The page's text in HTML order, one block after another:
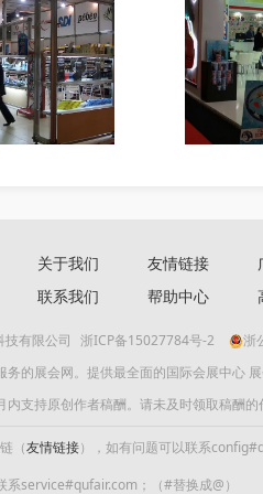
关于我们
联系我们
友情链接
帮助中心
有限公司 浙ICP备15027784号-2
浙
务的展会网。提供最全面的国际会展中心
内支持原创作者稿酬。请未及时领取稿酬
（友情链接），如有问题可以联系
service#qufair.com；（#替换成@）